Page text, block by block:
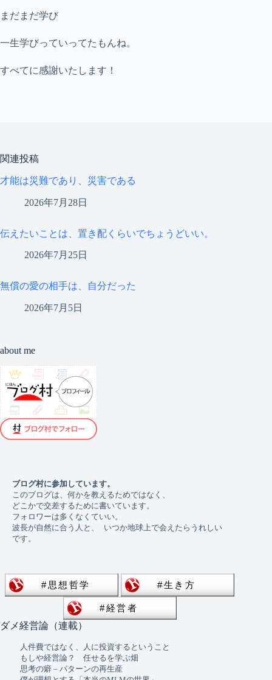
まだまだ学び
一生学びっていってたもんね。
すべてに感謝いたします！
関連投稿
才能は災難であり、災害である
2026年7月28日
伝えたいことは、置き配くらいでちょうどいい。
2026年7月25日
無償の愛の相手は、自分だった
2026年7月5日
about me
ブログ村に参加しています。
このブログは、何かを教えるためではなく、
どこかで交差するために書いています。
フォロワーは多くなくていい。
波長が自然に合う人と、 いつか地球上で会えたらうれしい
です。
ダメ経営論（連載）
人件費ではなく、人に投資するということ
もしや経営論？ 任せるを学ぶ畑
思考の癖 – パターンの再生産